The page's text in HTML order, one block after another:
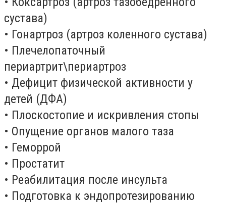
сустава)
• Гонартроз (артроз коленного сустава)
• Плечелопаточный
периартрит\периартроз
• Дефицит физической активности у
детей (ДФА)
• Плоскостопие и искривления стопы
• Опущение органов малого таза
• Геморрой
• Простатит
• Реабилитация после инсульта
• Подготовка к эндопротезированию